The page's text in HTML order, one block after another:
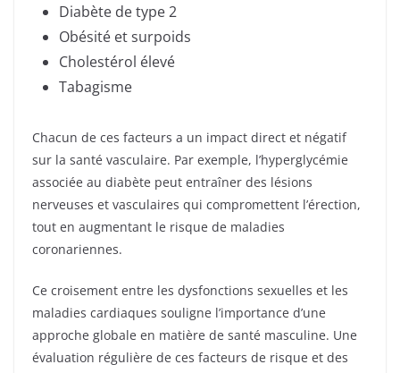
Diabète de type 2
Obésité et surpoids
Cholestérol élevé
Tabagisme
Chacun de ces facteurs a un impact direct et négatif
sur la santé vasculaire. Par exemple, l’hyperglycémie
associée au diabète peut entraîner des lésions
nerveuses et vasculaires qui compromettent l’érection,
tout en augmentant le risque de maladies
coronariennes.
Ce croisement entre les dysfonctions sexuelles et les
maladies cardiaques souligne l’importance d’une
approche globale en matière de santé masculine. Une
évaluation régulière de ces facteurs de risque et des